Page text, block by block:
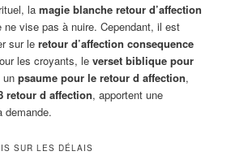
lamagie blanche retour d’affection
vise pas à nuire. Cependant, il est
sur leretour d’affection consequence
les croyants, leverset biblique pour
unpsaume pour le retour d affection,
retour d affection, apportent une
demande.
SUR LES DÉLAIS